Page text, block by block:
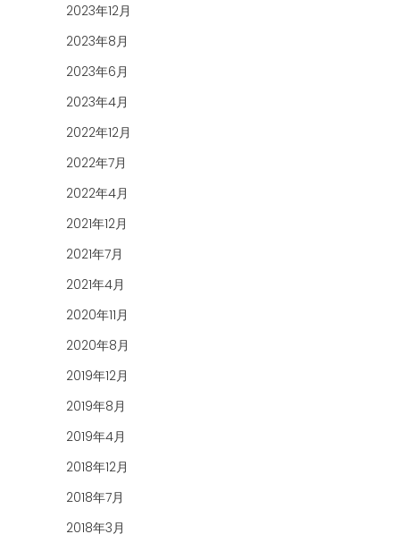
2023年12月
2023年8月
2023年6月
2023年4月
2022年12月
2022年7月
2022年4月
2021年12月
2021年7月
2021年4月
2020年11月
2020年8月
2019年12月
2019年8月
2019年4月
2018年12月
2018年7月
2018年3月